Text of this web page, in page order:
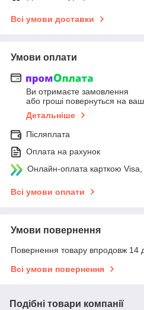
Всі умови доставки
Умови оплати
Ви отримаєте замовлення
або гроші повернуться на
Детальніше
Післяплата
Оплата на рахунок
Онлайн-оплата карткою
Всі умови оплати
Умови повернення
Повернення товару впродовж 14
Всі умови повернення
Подібні товари компанії